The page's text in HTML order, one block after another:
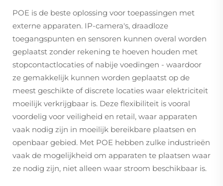
POE is de beste oplossing voor toepassingen met
externe apparaten. IP-camera's, draadloze
toegangspunten en sensoren kunnen overal worden
geplaatst zonder rekening te hoeven houden met
stopcontactlocaties of nabije voedingen - waardoor
ze gemakkelijk kunnen worden geplaatst op de
meest geschikte of discrete locaties waar elektriciteit
moeilijk verkrijgbaar is. Deze flexibiliteit is vooral
voordelig voor veiligheid en retail, waar apparaten
vaak nodig zijn in moeilijk bereikbare plaatsen en
openbaar gebied. Met POE hebben zulke industrieën
vaak de mogelijkheid om apparaten te plaatsen waar
ze nodig zijn, niet alleen waar stroom beschikbaar is.